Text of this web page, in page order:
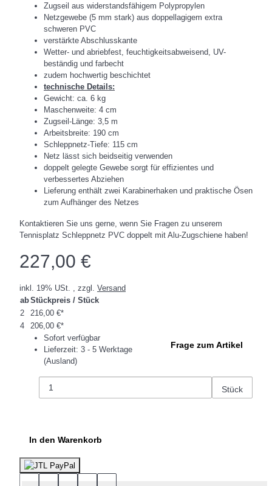
Zugseil aus widerstandsfähigem Polypropylen
Netzgewebe (5 mm stark) aus doppellagigem extra
schweren PVC
verstärkte Abschlusskante
Wetter- und abriebfest, feuchtigkeitsabweisend, UV-
beständig und farbecht
zudem hochwertig beschichtet
technische Details:
Gewicht: ca. 6 kg
Maschenweite: 4 cm
Zugseil-Länge: 3,5 m
Arbeitsbreite: 190 cm
Schleppnetz-Tiefe: 115 cm
Netz lässt sich beidseitig verwenden
doppelt gelegte Gewebe sorgt für effizientes und
verbessertes Abziehen
Lieferung enthält zwei Karabinerhaken und praktische Ösen
zum Aufhänger des Netzes
Kontaktieren Sie uns gerne, wenn Sie Fragen zu unserem
Tennisplatz Schleppnetz PVC doppelt mit Alu-Zugschiene haben!
227,00 €
inkl. 19% USt. , zzgl. Versand
abStückpreis / Stück
2
216,00 €*
4
206,00 €*
Sofort verfügbar
Lieferzeit: 3 - 5 Werktage
(Ausland)
Frage zum Artikel
Stück
In den Warenkorb